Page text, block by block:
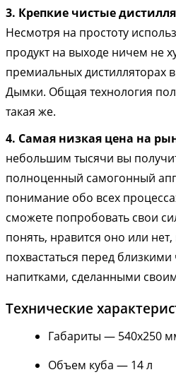
3. Крепкие чистые
Несмотря на простоту
продукт на выходе ничем не
премиальных дистилляторах
Дымки. Общая технология
такая же.
4. Самая низкая цена на
небольшим тысячи вы
полноценный самогонный
понимание обо всех
сможете попробовать свои
понять, нравится оно или
похвастаться перед
напитками, сделанными
Технические
Габариты — 540х250
Объем куба — 14 л